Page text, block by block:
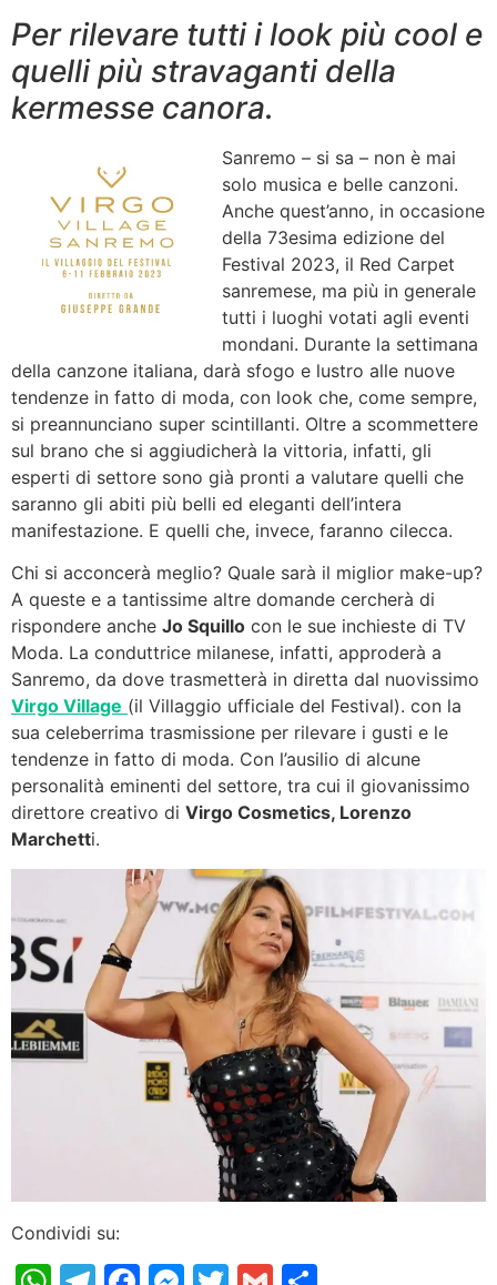
Per rilevare tutti i look più cool e
quelli più stravaganti della
kermesse canora.
Sanremo – si sa – non è mai
solo musica e belle canzoni.
Anche quest’anno, in occasione
della 73esima edizione del
Festival 2023, il Red Carpet
sanremese, ma più in generale
tutti i luoghi votati agli eventi
mondani. Durante la settimana
della canzone italiana, darà sfogo e lustro alle nuove
tendenze in fatto di moda, con look che, come sempre,
si preannunciano super scintillanti. Oltre a scommettere
sul brano che si aggiudicherà la vittoria, infatti, gli
esperti di settore sono già pronti a valutare quelli che
saranno gli abiti più belli ed eleganti dell’intera
manifestazione. E quelli che, invece, faranno cilecca.
Chi si acconcerà meglio? Quale sarà il miglior make-up?
A queste e a tantissime altre domande cercherà di
rispondere anche Jo Squillo con le sue inchieste di TV
Moda. La conduttrice milanese, infatti, approderà a
Sanremo, da dove trasmetterà in diretta dal nuovissimo
Virgo Village (il Villaggio ufficiale del Festival). con la
sua celeberrima trasmissione per rilevare i gusti e le
tendenze in fatto di moda. Con l’ausilio di alcune
personalità eminenti del settore, tra cui il giovanissimo
direttore creativo di Virgo Cosmetics, Lorenzo
Marchetti.
Condividi su: